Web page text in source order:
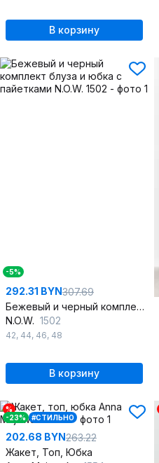
В корзину
-5%
292.31 BYN307.69
Бежевый и черный комплект блуза и юбка с пайетками
N.O.W. 1502
42, 44, 46, 48
В корзину
%
-23%
#СТИЛЬНО
202.68 BYN263.22
Жакет, Топ, Юбка